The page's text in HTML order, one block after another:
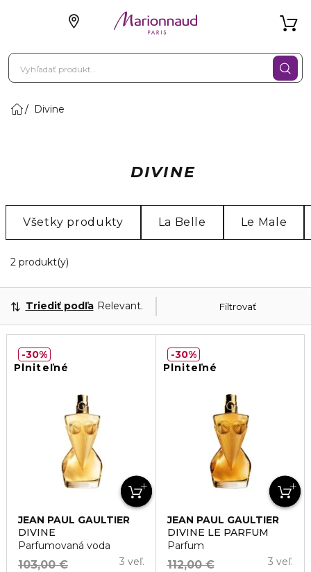
Divine
DIVINE
Všetky produkty La Belle Le Male
2 produkt(y)
Filtrovať
Triediť podľa Relevantnosť
Plniteľné
JEAN PAUL GAULTIER
DIVINE
Parfumovaná voda
103,00 € 3 veľ.
30%
Plniteľné
JEAN PAUL GAULTIER
DIVINE LE PARFUM
Parfum
112,00 € 3 veľ.
30%